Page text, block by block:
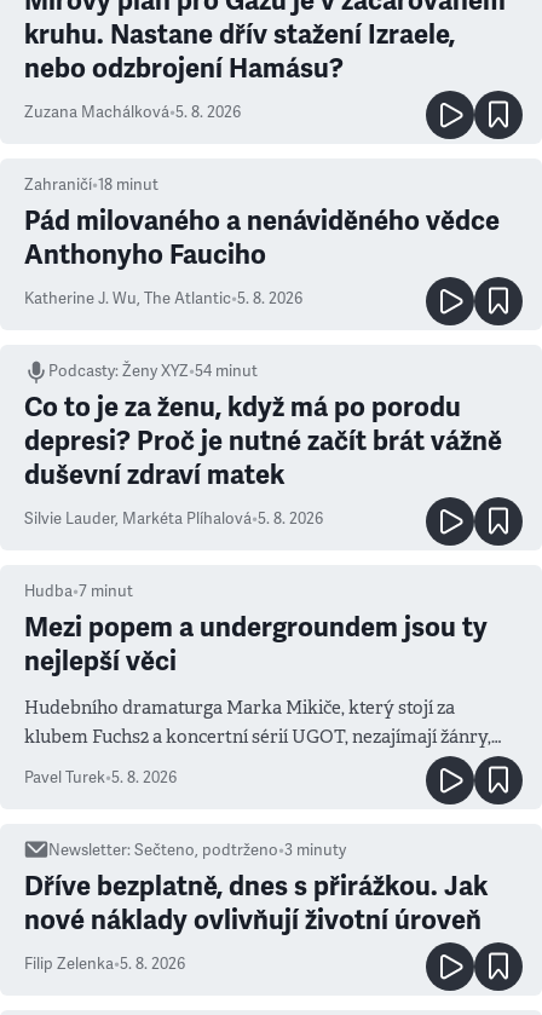
kruhu. Nastane dřív stažení Izraele,
nebo odzbrojení Hamásu?
Zuzana Machálková•5. 8. 2026
Zahraničí•18 minut
Pád milovaného a nenáviděného vědce
Anthonyho Fauciho
Katherine J. Wu, The Atlantic•5. 8. 2026
Podcasty:Ženy XYZ•54 minut
Co to je za ženu, když má po porodu
depresi? Proč je nutné začít brát vážně
duševní zdraví matek
Silvie Lauder, Markéta Plíhalová•5. 8. 2026
Hudba•7 minut
Mezi popem a undergroundem jsou ty
nejlepší věci
Hudebního dramaturga Marka Mikiče, který stojí za
klubem Fuchs2 a koncertní sérií UGOT, nezajímají žánry,
ale atmosféra
Pavel Turek•5. 8. 2026
Newsletter:Sečteno, podtrženo•3 minuty
Dříve bezplatně, dnes s přirážkou. Jak
nové náklady ovlivňují životní úroveň
Filip Zelenka•5. 8. 2026